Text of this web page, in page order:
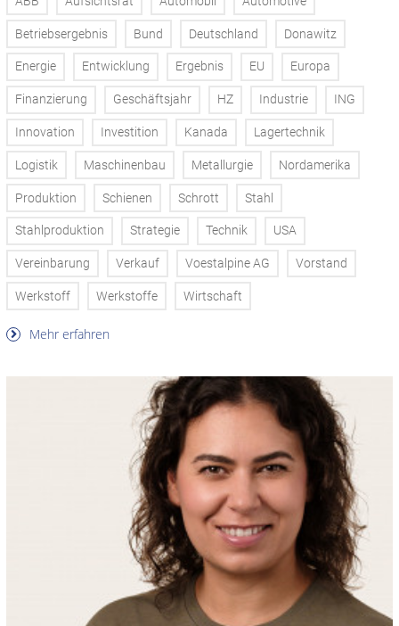
Betriebsergebnis Bund Deutschland Donawitz
Energie Entwicklung Ergebnis EU Europa
Finanzierung Geschäftsjahr HZ Industrie ING
Innovation Investition Kanada Lagertechnik
Logistik Maschinenbau Metallurgie Nordamerika
Produktion Schienen Schrott Stahl
Stahlproduktion Strategie Technik USA
Vereinbarung Verkauf Voestalpine AG Vorstand
Werkstoff Werkstoffe Wirtschaft
Mehr erfahren